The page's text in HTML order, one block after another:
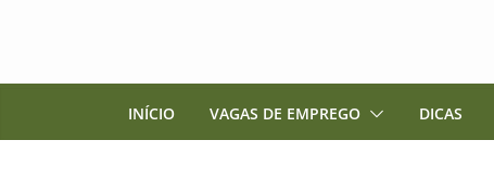
INÍCIO VAGAS DE EMPREGO DICAS